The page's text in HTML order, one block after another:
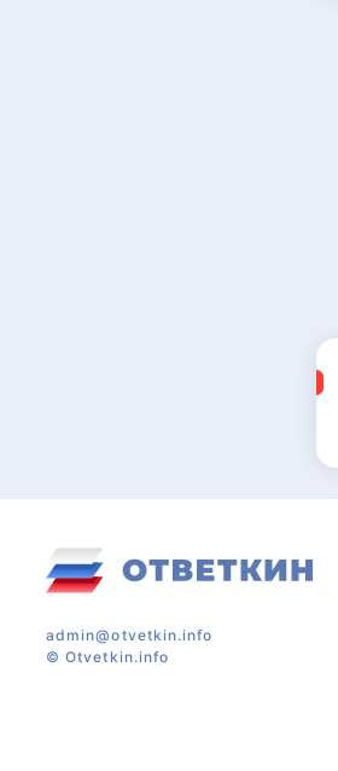
admin@otvetkin.info
©Otvetkin.info